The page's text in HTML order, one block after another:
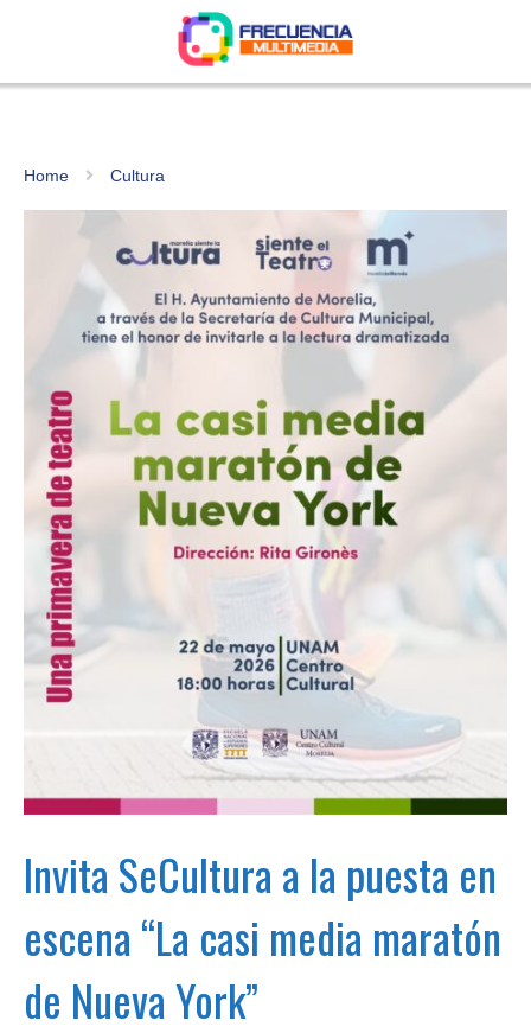
Home Cultura
Invita SeCultura a la puesta en
escena “La casi media maratón
de Nueva York”